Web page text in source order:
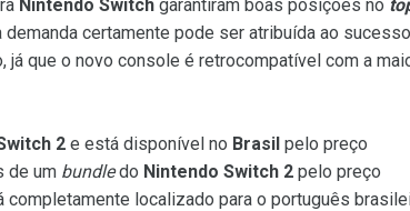
Nintendo Switch garantiram boas posições no
demanda certamente pode ser atribuída ao sucesso
já que o novo console é retrocompatível com a
2 e está disponível no Brasil pelo preço
de um bundledo Nintendo Switch 2 pelo preço
localizado para o português